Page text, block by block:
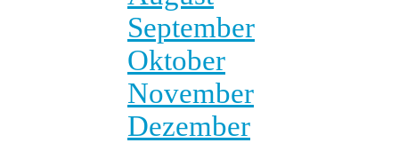
September
Oktober
November
Dezember